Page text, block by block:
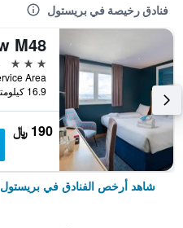
فنادق رخيصة في بريستول
3 نجوم
16.9 كيلومتر عن وسط المدينة
190 ﷼
شاهد أرخص الفنادق في بريستول